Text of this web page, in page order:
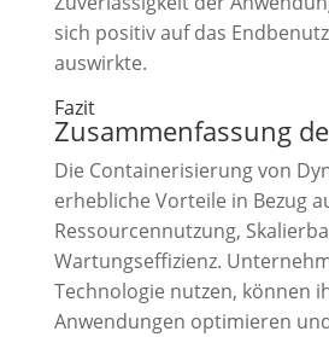
sich positiv auf das
auswirkte.
Fazit
Zusammenfassung
Die Containerisierung von
erhebliche Vorteile in Bezug
Ressourcennutzung,
Wartungseffizienz.
Technologie nutzen, können
Anwendungen optimieren